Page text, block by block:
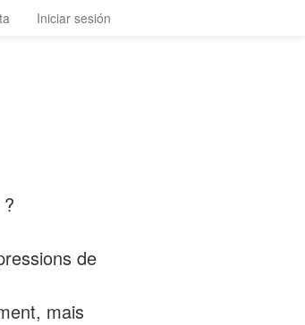
Iniciar sesión
de
mais